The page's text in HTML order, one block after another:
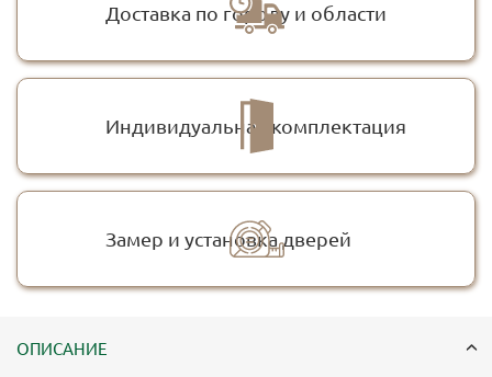
Доставка по городу и области
Индивидуальная комплектация
Замер и установка дверей
ОПИСАНИЕ